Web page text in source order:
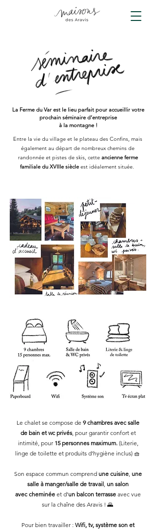
La Ferme du Var est le lieu parfait pour accueillir votre
prochain séminaire d’entreprise
à la montagne !
Entre la vie du village et le plateau des Confins, mais
également au départ de nombreux chemins de
randonnée et pistes de skis, cette ancienne ferme
familiale du XVIIIe siècle est idéalement située.
Le chalet se compose de 9 chambres avec salle
de bain et wc privés, pour garantir confort et
intimité, pour 15 personnes maximum. (Literie,
linge de toilette et produits d’hygiène inclus) 🧺
Son espace commun comprend une cuisine, une
salle à manger/salle de travail, un salon
avec cheminée et d’un balcon terrasse avec vue
sur la chaîne des Aravis ! 🌄
Pour bien travailler : Wifi, tv, système son et